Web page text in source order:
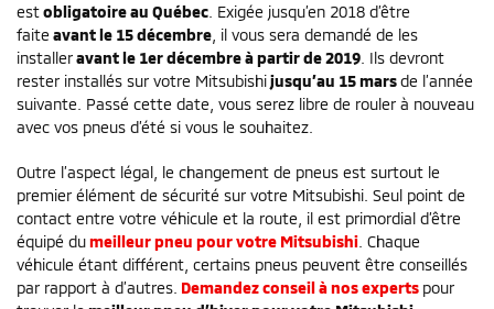
estobligatoire au Québec . Exigée jusqu’en 2018 d’être
faite avant le 15 décembre , il vous sera demandé de les
installeravant le 1er décembre à partir de 2019 . Ils devront
rester installés sur votre Mitsubishijusqu’au 15 marsde l’année
suivante. Passé cette date, vous serez libre de rouler à nouveau
avec vos pneus d’été si vous le souhaitez.
Outre l’aspect légal, le changement de pneus est surtout le
premier élément de sécurité sur votre Mitsubishi. Seul point de
contact entre votre véhicule et la route, il est primordial d’être
équipé dumeilleur pneu pour votre Mitsubishi . Chaque
véhicule étant différent, certains pneus peuvent être conseillés
par rapport à d’autres. Demandez conseil à nos experts pour